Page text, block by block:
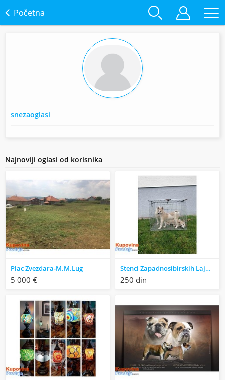
Početna
snezaoglasi
Najnoviji oglasi od korisnika
Plac Zvezdara-M.M.Lug
5 000 €
Stenci Zapadnosibirskih Lajki na prodaju
250 din